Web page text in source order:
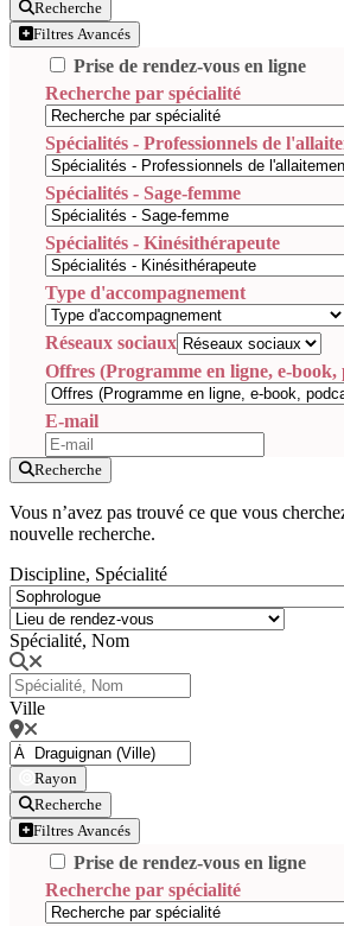
Recherche
Filtres Avancés
Prise de rendez-vous en ligne
Recherche par spécialité
Spécialités - Professionnels de
Spécialités - Sage-femme
Spécialités - Kinésithérapeute
Type d'accompagnement
Réseaux sociaux
Offres (Programme en ligne, e-book,
E-mail
Recherche
Vous n’avez pas trouvé ce que vous
nouvelle recherche.
Discipline, Spécialité
Spécialité, Nom
Ville
Rayon
Recherche
Filtres Avancés
Prise de rendez-vous en ligne
Recherche par spécialité